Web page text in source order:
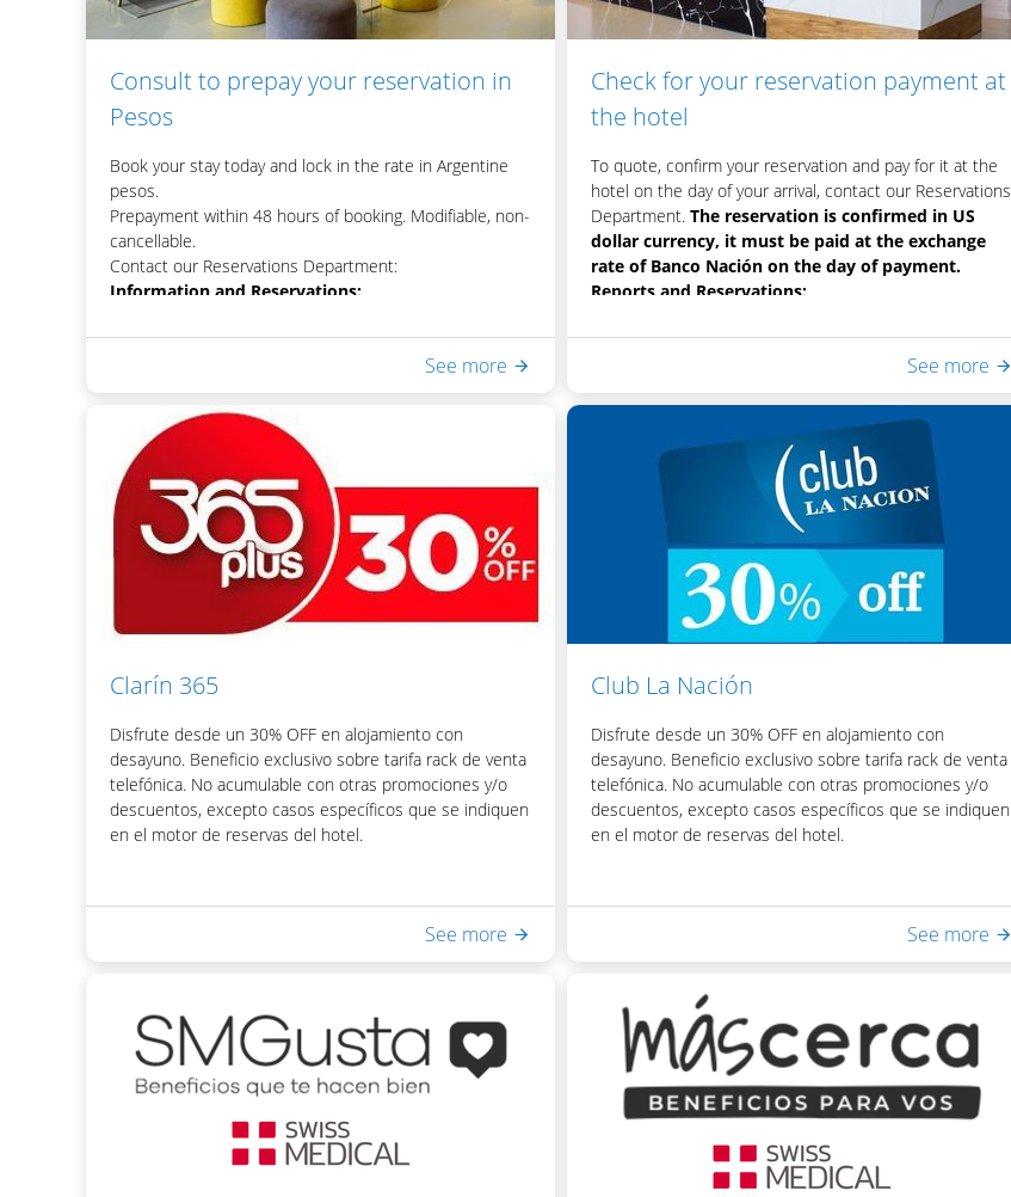
Consult to prepay your reservation in
Pesos
Book your stay today and lock in the rate in Argentine
pesos.
Prepayment within 48 hours of booking. Modifiable, non-
cancellable.
Contact our Reservations Department:
Information and Reservations:
See more
Check for your reservation payment at
the hotel
To quote, confirm your reservation and pay for it at the
hotel on the day of your arrival, contact our Reservations
Department.The reservation is confirmed in US
dollar currency, it must be paid at the exchange
rate of Banco Nación on the day of payment.
Reports and Reservations:
See more
Clarín 365
Disfrute desde un 30% OFF en alojamiento con
desayuno. Beneficio exclusivo sobre tarifa rack de venta
telefónica. No acumulable con otras promociones y/o
descuentos, excepto casos específicos que se indiquen
en el motor de reservas del hotel.
- Acceso a Equilibrium Spa & Health: piscina interna
- WiFi en habitaciones y áreas públicas
See more
Club La Nación
Disfrute desde un 30% OFF en alojamiento con
desayuno. Beneficio exclusivo sobre tarifa rack de venta
telefónica. No acumulable con otras promociones y/o
descuentos, excepto casos específicos que se indiquen
en el motor de reservas del hotel.
- Acceso a Equilibrium Spa & Health: piscina interna
- WiFi en habitaciones y áreas públicas
See more